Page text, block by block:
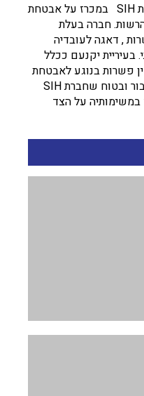
" שמח מאוד על זכייתה של חברת SIH במכרז על אבטחת
הרשות. חברה בעלת
, דאגה לעובדיה
בעיריית יקנעם ככלל
פשרות בנוגע לאבטחת
תלמידי בתי הספר והגנים ואני סבור ובטוח שחברת SIH
במשימותיה על הצד